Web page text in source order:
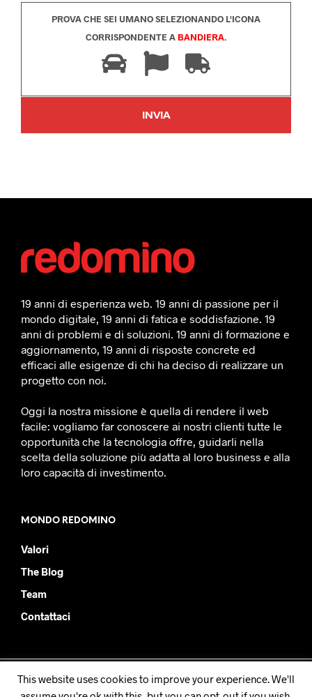
PROVA CHE SEI UMANO SELEZIONANDO L'ICONA
CORRISPONDENTE ABANDIERA.
19 anni di esperienza web. 19 anni di passione per il
mondo digitale, 19 anni di fatica e soddisfazione. 19
anni di problemi e di soluzioni. 19 anni di formazione e
aggiornamento, 19 anni di risposte concrete ed
efficaci alle esigenze di chi ha deciso di realizzare un
progetto con noi.
Oggi la nostra missione è quella di rendere il web
facile: vogliamo far conoscere ai nostri clienti tutte le
opportunità che la tecnologia offre, guidarli nella
scelta della soluzione più adatta al loro business e alla
loro capacità di investimento.
MONDO REDOMINO
Valori
The Blog
Team
Contattaci
Redomino SRL - PIVA IT08877930019
This website uses cookies to improve your experience. We'll